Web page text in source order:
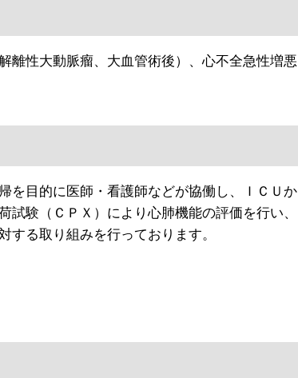
離性大動脈瘤、大血管術後）、心不全急性増悪
を目的に医師・看護師などが協働し、ＩＣＵか
験（ＣＰＸ）により心肺機能の評価を行い、
る取り組みを行っております。